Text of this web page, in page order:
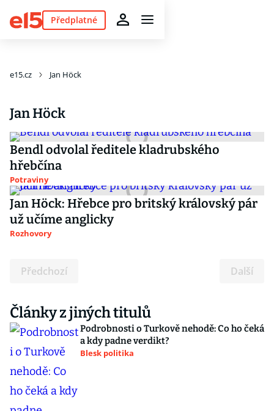
Předplatné
e15.cz Jan Höck
Jan Höck
Bendl odvolal ředitele kladrubského
hřebčína
Potraviny
Jan Höck: Hřebce pro britský královský pár
už učíme anglicky
Rozhovory
Předchozí Další
Články z jiných titulů
Podrobnosti o Turkově nehodě: Co ho čeká
a kdy padne verdikt?
Blesk politika